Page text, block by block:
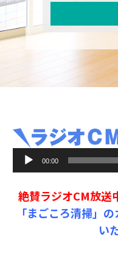
レ
00:00
絶賛ラジオCM放送
「まごころ清掃」
い